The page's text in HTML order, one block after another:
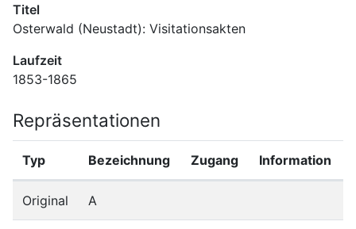
Titel
Osterwald (Neustadt): Visitationsakten
Laufzeit
1853-1865
Repräsentationen
Typ Bezeichnung Zugang Information
Original A